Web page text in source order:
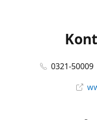
0321-50009